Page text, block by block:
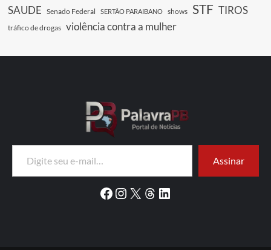
SAUDE Senado Federal SERTÃO PARAIBANO shows STF TIROS
tráfico de drogas violência contra a mulher
Digite seu e-mail…
Assinar
Facebook
Instagram
X Threads
LinkedIn